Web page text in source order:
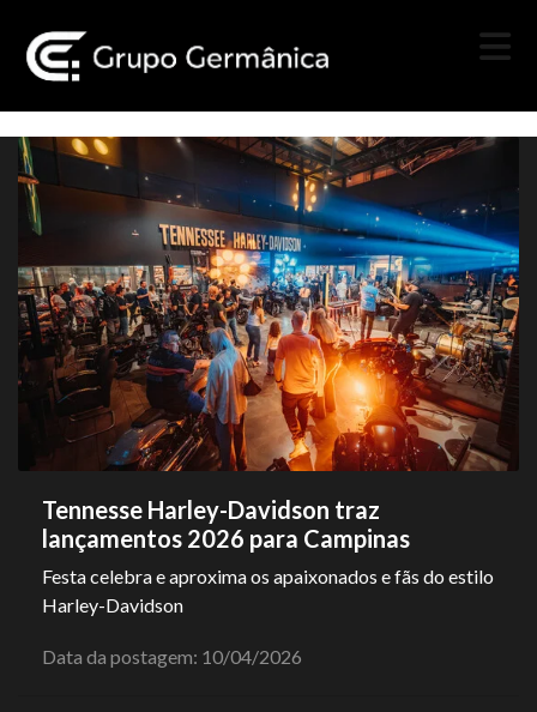
Tennesse Harley-Davidson traz
lançamentos 2026 para Campinas
Festa celebra e aproxima os apaixonados e fãs do estilo
Harley-Davidson
Data da postagem: 10/04/2026